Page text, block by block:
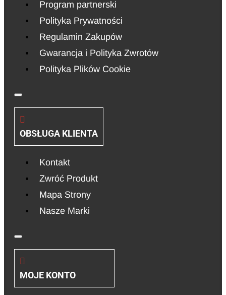
Program partnerski
Polityka Prywatności
Regulamin Zakupów
Gwarancja i Polityka Zwrotów
Polityka Plików Cookie
OBSŁUGA KLIENTA
Kontakt
Zwróć Produkt
Mapa Strony
Nasze Marki
MOJE KONTO